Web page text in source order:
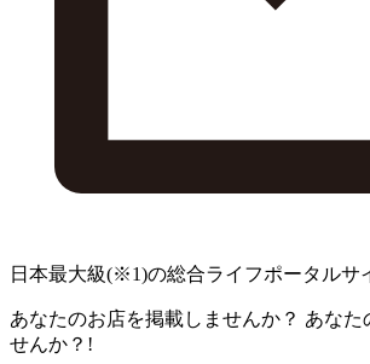
日本最大級(※1)の総合ライフポータルサ
あなたのお店を掲載しませんか？ あなた
せんか？!